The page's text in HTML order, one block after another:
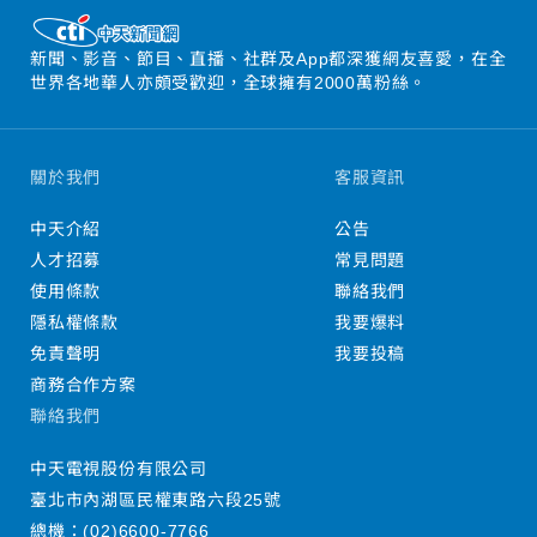
新聞、影音、節目、直播、社群及App都深獲網友喜愛，在全
世界各地華人亦頗受歡迎，全球擁有2000萬粉絲。
關於我們
中天介紹
人才招募
使用條款
隱私權條款
免責聲明
商務合作方案
客服資訊
公告
常見問題
聯絡我們
我要爆料
我要投稿
聯絡我們
中天電視股份有限公司
臺北市內湖區民權東路六段25號
總機：(02)6600-7766